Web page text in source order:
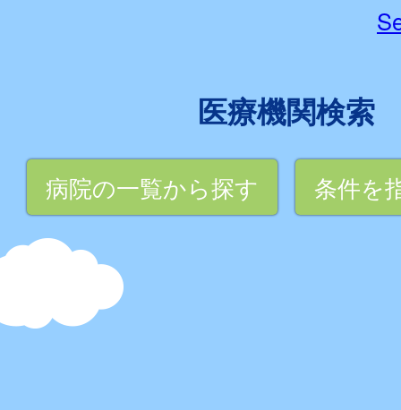
医療機関検索
病院の一覧から探す 条件を